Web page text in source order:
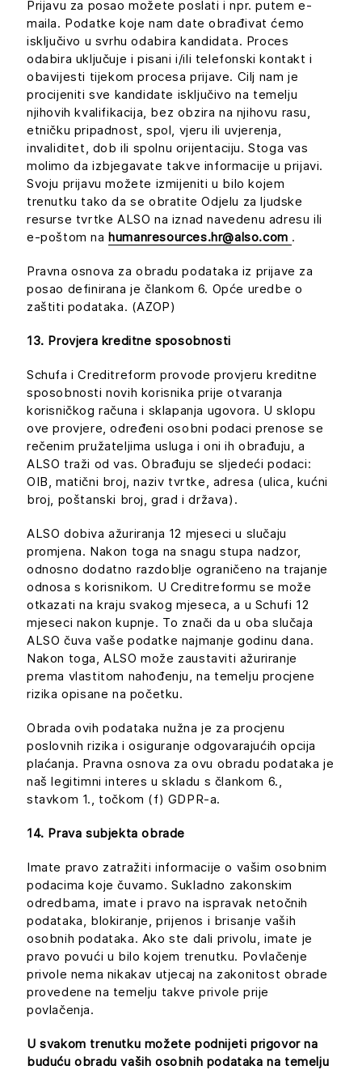
Prijavu za posao možete poslati i npr. putem e-
maila. Podatke koje nam date obrađivat ćemo
isključivo u svrhu odabira kandidata. Proces
odabira uključuje i pisani i/ili telefonski kontakt i
obavijesti tijekom procesa prijave. Cilj nam je
procijeniti sve kandidate isključivo na temelju
njihovih kvalifikacija, bez obzira na njihovu rasu,
etničku pripadnost, spol, vjeru ili uvjerenja,
invaliditet, dob ili spolnu orijentaciju. Stoga vas
molimo da izbjegavate takve informacije u prijavi.
Svoju prijavu možete izmijeniti u bilo kojem
trenutku tako da se obratite Odjelu za ljudske
resurse tvrtke ALSO na iznad navedenu adresu ili
e-poštom nahumanresources.hr@also.com .
Pravna osnova za obradu podataka iz prijave za
posao definirana je člankom 6. Opće uredbe o
zaštiti podataka. (AZOP)
13. Provjera kreditne sposobnosti
Schufa i Creditreform provode provjeru kreditne
sposobnosti novih korisnika prije otvaranja
korisničkog računa i sklapanja ugovora. U sklopu
ove provjere, određeni osobni podaci prenose se
rečenim pružateljima usluga i oni ih obrađuju, a
ALSO traži od vas. Obrađuju se sljedeći podaci:
OIB, matični broj, naziv tvrtke, adresa (ulica, kućni
broj, poštanski broj, grad i država).
ALSO dobiva ažuriranja 12 mjeseci u slučaju
promjena. Nakon toga na snagu stupa nadzor,
odnosno dodatno razdoblje ograničeno na trajanje
odnosa s korisnikom. U Creditreformu se može
otkazati na kraju svakog mjeseca, a u Schufi 12
mjeseci nakon kupnje. To znači da u oba slučaja
ALSO čuva vaše podatke najmanje godinu dana.
Nakon toga, ALSO može zaustaviti ažuriranje
prema vlastitom nahođenju, na temelju procjene
rizika opisane na početku.
Obrada ovih podataka nužna je za procjenu
poslovnih rizika i osiguranje odgovarajućih opcija
plaćanja. Pravna osnova za ovu obradu podataka je
naš legitimni interes u skladu s člankom 6.,
stavkom 1., točkom (f) GDPR-a.
14. Prava subjekta obrade
Imate pravo zatražiti informacije o vašim osobnim
podacima koje čuvamo. Sukladno zakonskim
odredbama, imate i pravo na ispravak netočnih
podataka, blokiranje, prijenos i brisanje vaših
osobnih podataka. Ako ste dali privolu, imate je
pravo povući u bilo kojem trenutku. Povlačenje
privole nema nikakav utjecaj na zakonitost obrade
provedene na temelju takve privole prije
povlačenja.
U svakom trenutku možete podnijeti prigovor na
buduću obradu vaših osobnih podataka na temelju